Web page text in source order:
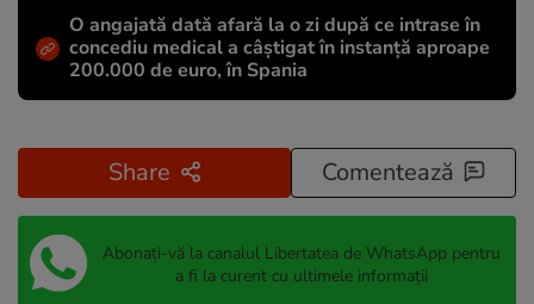
O angajată dată afară la o zi după ce intrase în
concediu medical a câștigat în instanță aproape
200.000 de euro, în Spania
Share Comentează
Abonați-vă la canalul Libertatea de WhatsApp pentru
a fi la curent cu ultimele informații